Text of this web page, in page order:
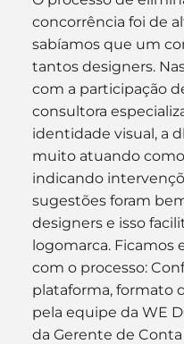
concorrência foi de
sabíamos que um
tantos designers.
com a participação
consultora
identidade visual, a
muito atuando
indicando
sugestões foram
designers e isso
logomarca.
com o processo:
plataforma, formato
pela equipe da WE
da Gerente de